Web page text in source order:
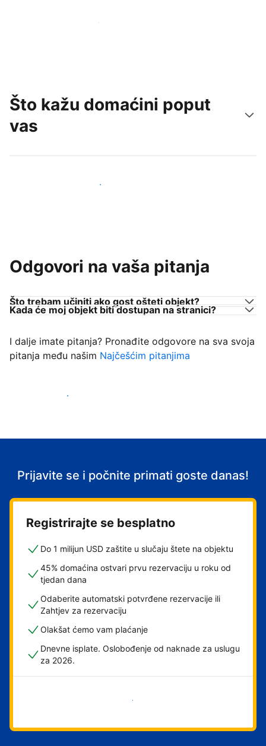
Doprite do novih gostiju već danas
Što kažu domaćini poput
vas
Pridružite se domaćinima poput vas
Odgovori na vaša pitanja
Što trebam učiniti ako gost ošteti objekt?
Kada će moj objekt biti dostupan na stranici?
I dalje imate pitanja? Pronađite odgovore na sva svoja
pitanja među našim Najčešćim pitanjima
Počnite primati goste
Prijavite se i počnite primati goste danas!
Registrirajte se besplatno
Do 1 milijun USD zaštite u slučaju štete na objektu
45% domaćina ostvari prvu rezervaciju u roku od
tjedan dana
Odaberite automatski potvrđene rezervacije ili
Zahtjev za rezervaciju
Olakšat ćemo vam plaćanje
Dnevne isplate. Oslobođenje od naknade za uslugu
za 2026.
Započni odmah